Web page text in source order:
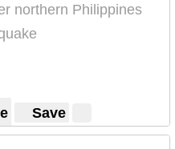
northern Philippines
Save